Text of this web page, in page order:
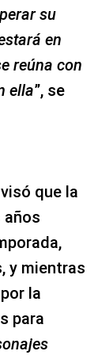
su
en
reúna con
ella”, se
que la
años
y mientras
la
para